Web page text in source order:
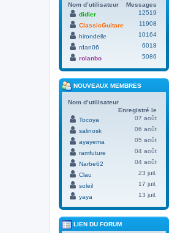
Nom d’utilisateur
Messages
didier
12519
ClassicGuitare
11908
hirondelle
10164
rdan06
6018
rolanbo
5086
NOUVEAUX MEMBRES
Nom d’utilisateur
Enregistré le
Tocoya
07 août
salinosk
06 août
ayayema
05 août
ramfuture
04 août
Narbe62
04 août
Clau
23 juil.
soleil
17 juil.
yaya
13 juil.
LIEN DU FORUM